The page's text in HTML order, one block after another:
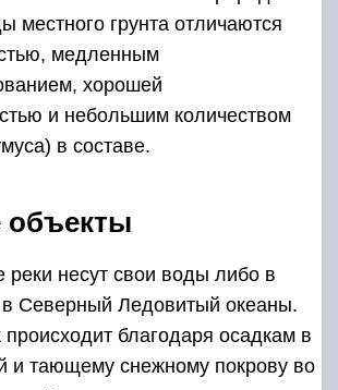
местного грунта отличаются
медленным
хорошей
и небольшим количеством
в составе.
реки несут свои воды либо в
Северный Ледовитый океаны.
происходит благодаря осадкам в
и тающему снежному покрову во